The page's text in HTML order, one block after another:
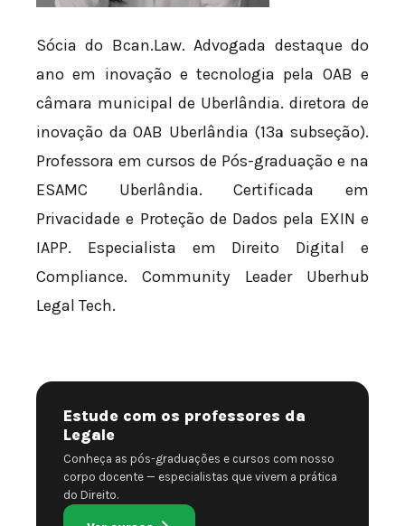
Sócia do Bcan.Law. Advogada destaque do
ano em inovação e tecnologia pela OAB e
câmara municipal de Uberlândia. diretora de
inovação da OAB Uberlândia (13ª subseção).
Professora em cursos de Pós-graduação e na
ESAMC Uberlândia. Certificada em
Privacidade e Proteção de Dados pela EXIN e
IAPP. Especialista em Direito Digital e
Compliance. Community Leader Uberhub
Legal Tech.
Estude com os professores da
Legale
Conheça as pós-graduações e cursos com nosso
corpo docente — especialistas que vivem a prática
do Direito.